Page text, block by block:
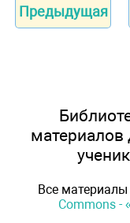
Предыдущая
материалов
Все
Commons -